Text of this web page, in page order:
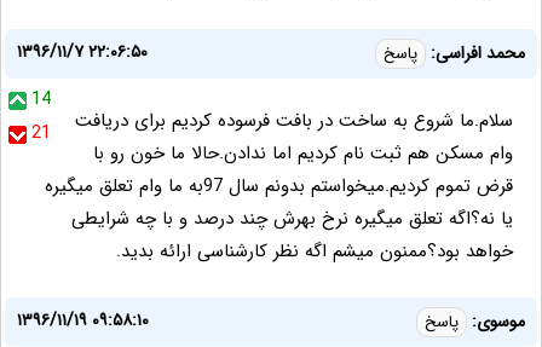
محمد افراسی: پاسخ
۱۳۹۶/۱۱/۷ ۲۲:۰۶:۵۰
14
21
سلام.ما شروع به ساخت در بافت فرسوده کردیم برای دریافت
وام مسکن هم ثبت نام کردیم اما ندادن.حالا ما خون رو با
قرض تموم کردیم.میخواستم بدونم سال 97به ما وام تعلق میگیره
یا نه؟اگه تعلق میگیره نرخ بهرش چند درصد و با چه شرایطی
خواهد بود؟ممنون میشم اگه نظر کارشناسی ارائه بدید.
موسوی: پاسخ
۱۳۹۶/۱۱/۱۹ ۰۹:۵۸:۱۰